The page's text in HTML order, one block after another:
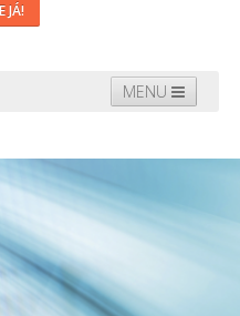
JÁ!
MENU